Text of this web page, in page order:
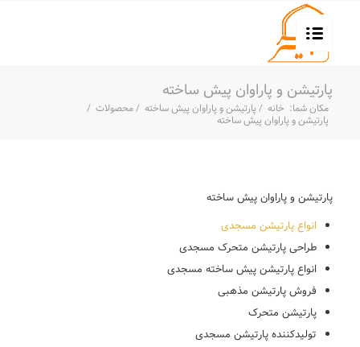
پارتیشن و پاراوان پیش ساخته
مکان شما: خانه / پارتیشن و پاراوان پیش ساخته /محصولات /
پارتیشن و پاراوان پیش ساخته
پارتیشن و پاراوان پیش ساخته
انواع پارتیشن مسجدی
طراحی پارتیشن متحرک مسجدی
انواع پارتیشن پیش ساخته مسجدی
فروش پارتیشن مذهبی
پارتیشن متحرک
تولیدکننده پارتیشن مسجدی